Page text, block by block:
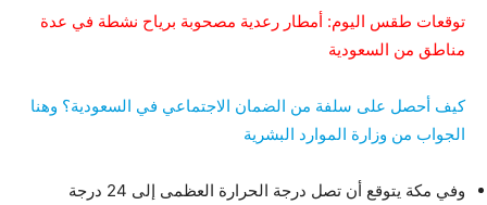
توقعات طقس اليوم: أمطار رعدية مصحوبة برياح نشطة في عدة
مناطق من السعودية
كيف أحصل على سلفة من الضمان الاجتماعي في السعودية؟ وهنا
الجواب من وزارة الموارد البشرية
وفي مكة يتوقع أن تصل درجة الحرارة العظمى إلى 24 درجة